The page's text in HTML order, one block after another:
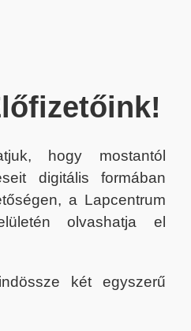
hogy mostantól
digitális formában
a Lapcentrum
olvashatja el
két egyszerű